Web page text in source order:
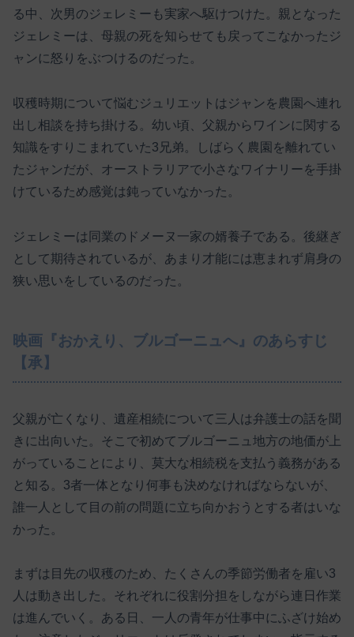
る中、次男のジェレミーも実家へ駆けつけた。親となった
ジェレミーは、母親の死を知らせても戻ってこなかったジ
ャンに怒りをぶつけるのだった。
収穫時期について悩むジュリエットはジャンを農園へ連れ
出し相談を持ち掛ける。幼い頃、父親からワインに関する
知識をすりこまれていた3兄弟。しばらく農園を離れてい
たジャンだが、オーストラリアで小さなワイナリーを手掛
けているため感覚は鈍っていなかった。
ジェレミーは同業のドメーヌ一家の婿養子である。後継ぎ
として期待されているが、あまり才能には恵まれず肩身の
狭い思いをしているのだった。
映画『おかえり、ブルゴーニュへ』のあらすじ
【承】
父親が亡くなり、遺産相続について三人は弁護士の話を聞
きに出向いた。そこで初めてブルゴーニュ地方の地価が上
がっていることにより、莫大な相続税を支払う義務がある
と知る。3者一体となり何事も決めなければならないが、
誰一人として目の前の問題に立ち向かおうとする者はいな
かった。
まずは目先の収穫のため、たくさんの季節労働者を雇い3
人は動き出した。それぞれに役割分担をしながら連日作業
は進んでいく。ある日、一人の青年が仕事中にふざけ始め